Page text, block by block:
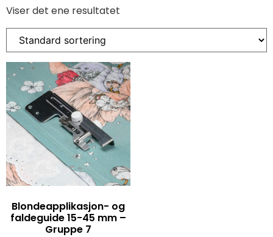
Viser det ene resultatet
Blondeapplikasjon- og
faldeguide 15-45 mm –
Gruppe 7